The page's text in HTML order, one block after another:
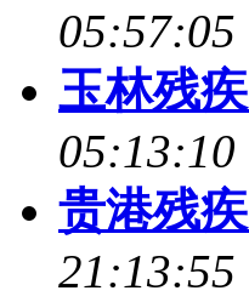
05:57:05
玉林残
05:13:10
贵港残
21:13:55